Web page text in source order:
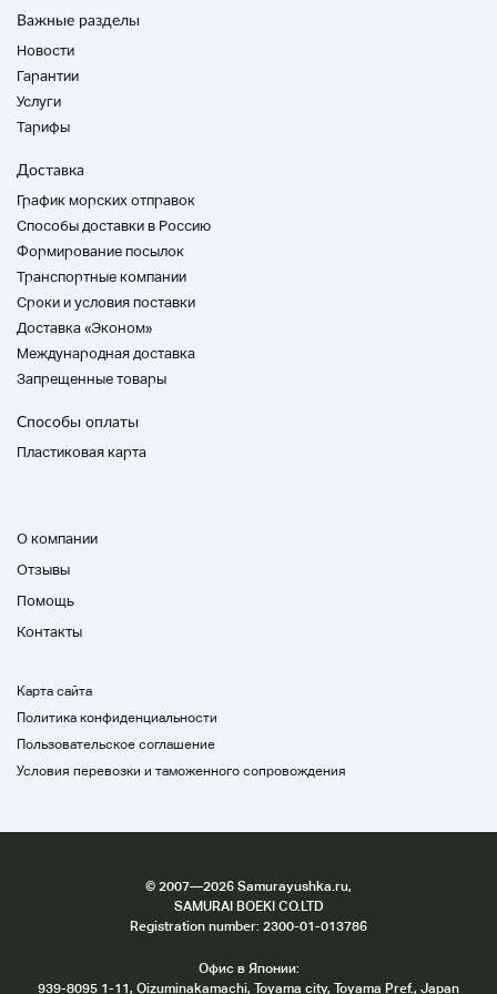
Важные разделы
Новости
Гарантии
Услуги
Тарифы
Доставка
График морских отправок
Способы доставки в Россию
Формирование посылок
Транспортные компании
Cроки и условия поставки
Доставка «Эконом»
Международная доставка
Запрещенные товары
Способы оплаты
Пластиковая карта
О компании
Отзывы
Помощь
Контакты
Карта сайта
Политика конфиденциальности
Пользовательское соглашение
Условия перевозки и таможенного сопровождения
© 2007—2026 Samurayushka.ru,
SAMURAI BOEKI CO.LTD
Registration number: 2300-01-013786
Офис в Японии:
939-8095 1-11, Oizuminakamachi, Toyama city, Toyama Pref., Japan